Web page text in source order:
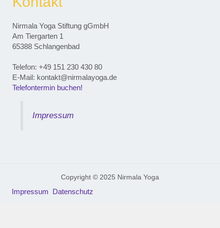
Nirmala Yoga Stiftung gGmbH
Am Tiergarten 1
65388 Schlangenbad
Telefon: ‭+49 151 230 430 80‬
E-Mail: kontakt@nirmalayoga.de
Telefontermin buchen!
Impressum
Copyright © 2025 Nirmala Yoga
Impressum Datenschutz